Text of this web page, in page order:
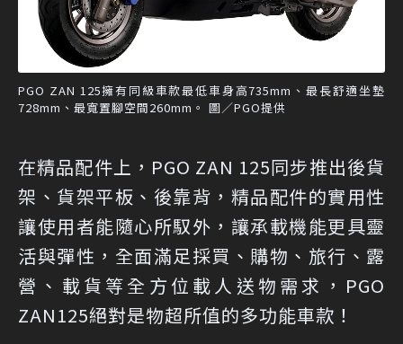
PGO ZAN 125擁有同級車款最低車身高735mm、最長舒適坐墊
728mm、最寬置腳空間260mm。 圖／PGO提供
在精品配件上，PGO ZAN 125同步推出後貨
架、貨架平板、後靠背，精品配件的實用性
讓使用者能隨心所馭外，讓承載機能更具靈
活與彈性，全面滿足採買、購物、旅行、露
營、載貨等全方位載人送物需求，PGO
ZAN125絕對是物超所值的多功能車款！